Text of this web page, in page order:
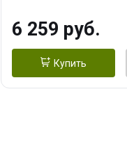
6 259 руб.
Купить